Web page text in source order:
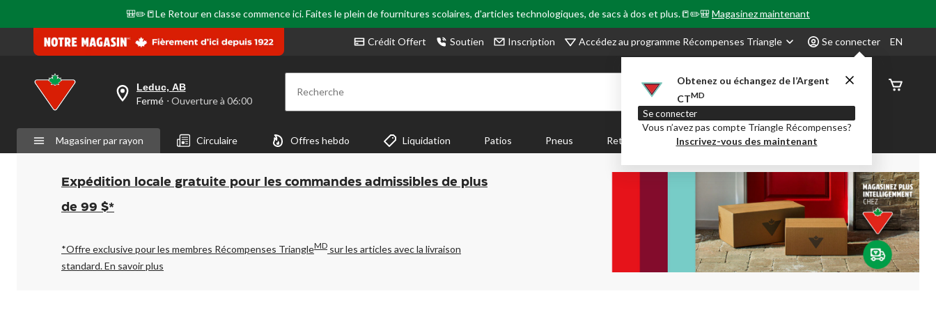
🎒✏️📒Le Retour en classe commence ici. Faites le plein de fournitures scolaires, d'articles technologiques, de sacs à dos et plus.📒✏️🎒Magasinez maintenant
Crédit Offert Soutien Inscription Accédez au programme Récompenses Triangle Se connecter
Obtenez ou échangez de l’Argent
CTMD
Se connecter
Vous n’avez pas compte Triangle Récompenses?
Inscrivez-vous des maintenant
EN
votre
est
Leduc,
AB,
Fermé,
Ouverture
à
pour
changer
Leduc, AB
Fermé ⋅ Ouverture à 06:00 Recherche
État de
Magasiner par rayon Circulaire Offres hebdo Liquidation Patios Pneus Retour en Classe Party City Centre-auto
Expédition locale gratuite pour les commandes admissibles de plus
de 99 $*
*Offre exclusive pour les membres Récompenses TriangleMD sur les articles avec la livraison
standard.En savoir plus